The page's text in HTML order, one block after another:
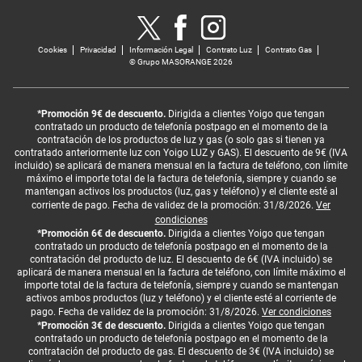
729 Días
Propias y de terceros para servir
publicidad
Estas cookies sirven para poder ofrecer
publicidad dirigida y personalizada en
función del perfil de los usuarios o para
ofrecer publicidad no personalizada
cuando no tengamos un perfil de usuario.
Rechazar estas cookies no signiﬁca que el
usuario vea menos publicidad, pero la
publicidad que vea será más genérica y
menos enfocada a sus gustos.
Cookies Privacidad Información Legal Contrato Luz
Contrato Gas
© Grupo MASORANGE 2026
*Promoción 9€ de descuento. Dirigida a clientes Yoigo que tengan
contratado un producto de telefonía postpago en el momento de la
contratación de los productos de luz y gas (o solo gas si tienen ya
contratado anteriormente luz con Yoigo LUZ y GAS). El descuento de 9€ (IVA
incluido) se aplicará de manera mensual en la factura de teléfono, con límite
máximo el importe total de la factura de telefonía, siempre y cuando se
mantengan activos los productos (luz, gas y teléfono) y el cliente esté al
corriente de pago. Fecha de validez de la promoción: 31/8/2026. Ver
condiciones
*Promoción 6€ de descuento. Dirigida a clientes Yoigo que tengan
contratado un producto de telefonía postpago en el momento de la
contratación del producto de luz. El descuento de 6€ (IVA incluido) se
aplicará de manera mensual en la factura de teléfono, con límite máximo el
importe total de la factura de telefonía, siempre y cuando se mantengan
activos ambos productos (luz y teléfono) y el cliente esté al corriente de
pago. Fecha de validez de la promoción: 31/8/2026. Ver condiciones
*Promoción 3€ de descuento. Dirigida a clientes Yoigo que tengan
contratado un producto de telefonía postpago en el momento de la
contratación del producto de gas. El descuento de 3€ (IVA incluido) se